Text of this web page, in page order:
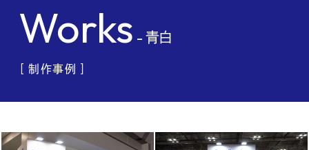
Company
Works - 青白
［ 制作事例 ］